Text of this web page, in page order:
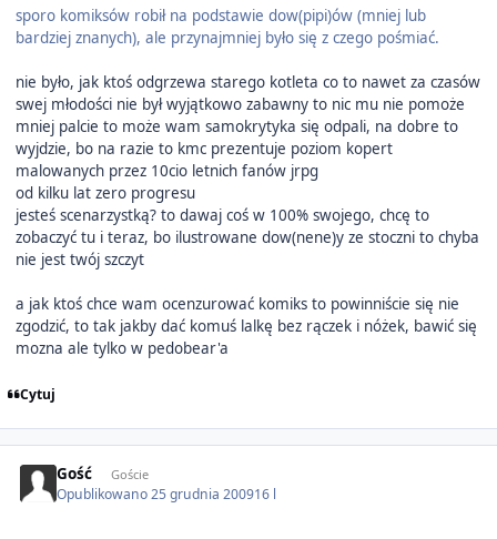
sporo komiksów robił na podstawie dow(pipi)ów (mniej lub
bardziej znanych), ale przynajmniej było się z czego pośmiać.
nie było, jak ktoś odgrzewa starego kotleta co to nawet za czasów
swej młodości nie był wyjątkowo zabawny to nic mu nie pomoże
mniej palcie to może wam samokrytyka się odpali, na dobre to
wyjdzie, bo na razie to kmc prezentuje poziom kopert
malowanych przez 10cio letnich fanów jrpg
od kilku lat zero progresu
jesteś scenarzystką? to dawaj coś w 100% swojego, chcę to
zobaczyć tu i teraz, bo ilustrowane dow(nene)y ze stoczni to chyba
nie jest twój szczyt
a jak ktoś chce wam ocenzurować komiks to powinniście się nie
zgodzić, to tak jakby dać komuś lalkę bez rączek i nóżek, bawić się
mozna ale tylko w pedobear'a
Cytuj
Gość Goście
Opublikowano25 grudnia 200916 l